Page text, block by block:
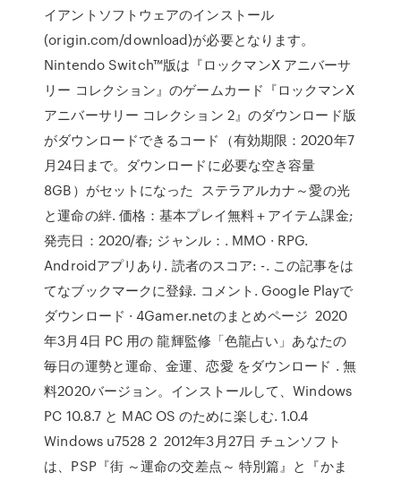
イアントソフトウェアのインストール
(origin.com/download)が必要となります。
Nintendo Switch™版は『ロックマンⅩ アニバーサ
リー コレクション』のゲームカード『ロックマンⅩ
アニバーサリー コレクション 2』のダウンロード版
がダウンロードできるコード（有効期限：2020年7
月24日まで。ダウンロードに必要な空き容量
8GB）がセットになった ステラアルカナ～愛の光
と運命の絆. 価格：基本プレイ無料＋アイテム課金;
発売日：2020/春; ジャンル：. MMO · RPG.
Androidアプリあり. 読者のスコア: -. この記事をは
てなブックマークに登録. コメント. Google Playで
ダウンロード · 4Gamer.netのまとめページ 2020
年3月4日 PC 用の 龍輝監修「色龍占い」あなたの
毎日の運勢と運命、金運、恋愛 をダウンロード . 無
料2020バージョン。インストールして、Windows
PC 10.8.7 と MAC OS のために楽しむ. 1.0.4
Windows u7528 2 2012年3月27日 チュンソフト
は、PSP『街 ～運命の交差点～ 特別篇』と『かま